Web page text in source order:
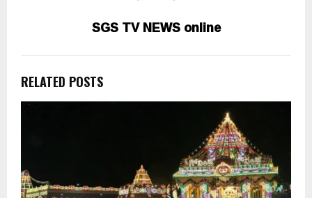
SGS TV NEWS online
RELATED POSTS